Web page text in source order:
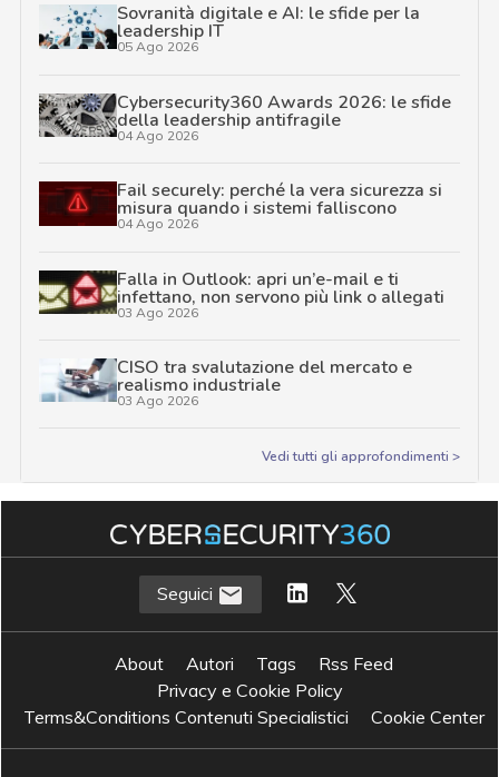
Sovranità digitale e AI: le sfide per la
leadership IT
05 Ago 2026
Cybersecurity360 Awards 2026: le sfide
della leadership antifragile
04 Ago 2026
Fail securely: perché la vera sicurezza si
misura quando i sistemi falliscono
04 Ago 2026
Falla in Outlook: apri un’e-mail e ti
infettano, non servono più link o allegati
03 Ago 2026
CISO tra svalutazione del mercato e
realismo industriale
03 Ago 2026
Vedi tutti gli approfondimenti >
Seguici
About Autori Tags
Rss Feed
Privacy e Cookie Policy
Terms&Conditions Contenuti Specialistici
Cookie Center